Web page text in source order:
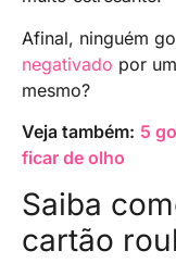
Afinal, ninguém
negativado por
mesmo?
Veja também: 5
ficar de olho
Saiba
cartão